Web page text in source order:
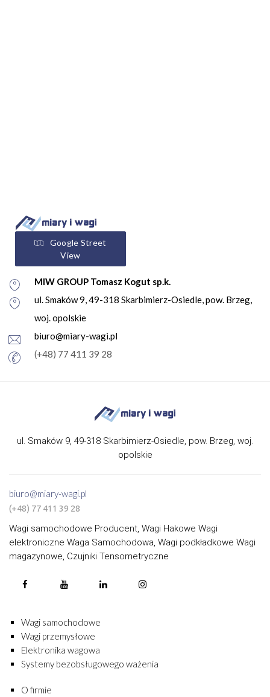
Google Street
View
MIW GROUP Tomasz Kogut sp.k.
ul. Smaków 9, 49-318 Skarbimierz-Osiedle, pow. Brzeg,
woj. opolskie
biuro@miary-wagi.pl
(+48) 77 411 39 28
ul. Smaków 9, 49-318 Skarbimierz-Osiedle, pow. Brzeg, woj.
opolskie
biuro@miary-wagi.pl
(+48) 77 411 39 28
Wagi samochodowe Producent, Wagi Hakowe Wagi
elektroniczne Waga Samochodowa, Wagi podkładkowe Wagi
magazynowe, Czujniki Tensometryczne
Wagi samochodowe
Wagi przemysłowe
Elektronika wagowa
Systemy bezobsługowego ważenia
O firmie